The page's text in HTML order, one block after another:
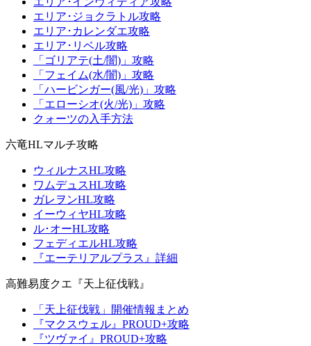
エリア･ジョクラトル攻略
エリア･カレンダエ攻略
エリア･リベル攻略
「ゴリアテ(土/闇)」攻略
「フェイム(水/闇)」攻略
「ハービンガー(風/光)」攻略
「エローシオ(火/光)」攻略
クォーツの入手方法
六竜HLマルチ攻略
ウィルナスHL攻略
ワムデュスHL攻略
ガレヲンHL攻略
イーウィヤHL攻略
ル･オーHL攻略
フェディエルHL攻略
『エーテリアルプラス』詳細
高難易度クエ『天上征伐戦』
「天上征伐戦」開催情報まとめ
『マクスウェル』PROUD+攻略
『ツヴァイ』PROUD+攻略